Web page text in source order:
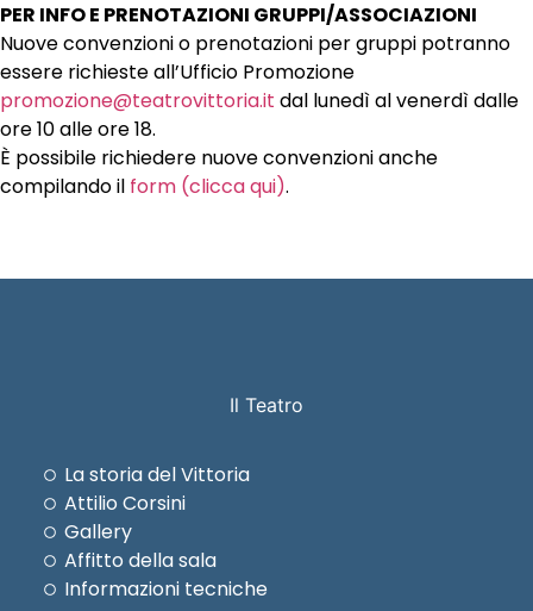
PER INFO E PRENOTAZIONI GRUPPI/ASSOCIAZIONI
Nuove convenzioni o prenotazioni per gruppi potranno
essere richieste all’Ufficio Promozione
promozione@teatrovittoria.it dal lunedì al venerdì dalle
ore 10 alle ore 18.
È possibile richiedere nuove convenzioni anche
compilando il form (clicca qui).
Il Teatro
La storia del Vittoria
Attilio Corsini
Gallery
Affitto della sala
Informazioni tecniche